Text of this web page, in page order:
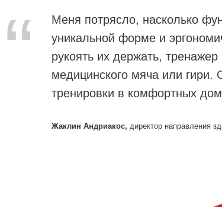
“
Меня потрясло, насколько
уникальной форме и
рукоять их держать,
медицинского мяча или
тренировки в комфортных
Жаклин Андриакос, директор направления